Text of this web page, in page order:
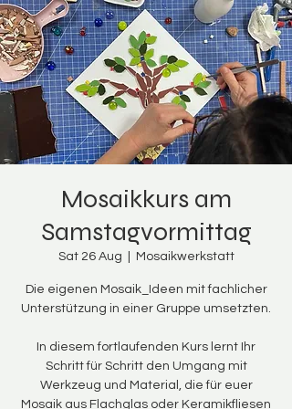
Mosaikkurs am
Samstagvormittag
Sat 26 Aug Mosaikwerkstatt
Die eigenen Mosaik_Ideen mit fachlicher
Unterstützung in einer Gruppe umsetzten.
In diesem fortlaufenden Kurs lernt Ihr
Schritt für Schritt den Umgang mit
Werkzeug und Material, die für euer
Mosaik aus Flachglas oder Keramikfliesen